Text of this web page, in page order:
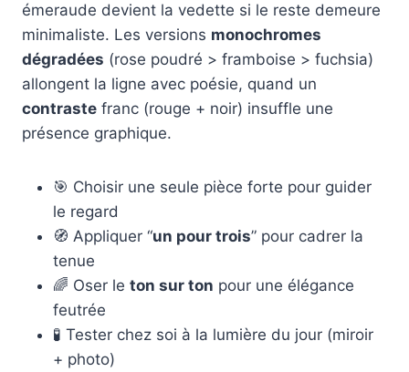
émeraude devient la vedette si le reste demeure
minimaliste. Les versions monochromes
dégradées (rose poudré > framboise > fuchsia)
allongent la ligne avec poésie, quand un
contraste franc (rouge + noir) insuffle une
présence graphique.
🎯 Choisir une seule pièce forte pour guider
le regard
🧭 Appliquer “un pour trois” pour cadrer la
tenue
🌈 Oser le ton sur ton pour une élégance
feutrée
🧪 Tester chez soi à la lumière du jour (miroir
+ photo)